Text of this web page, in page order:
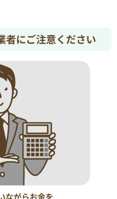
者にご注意ください